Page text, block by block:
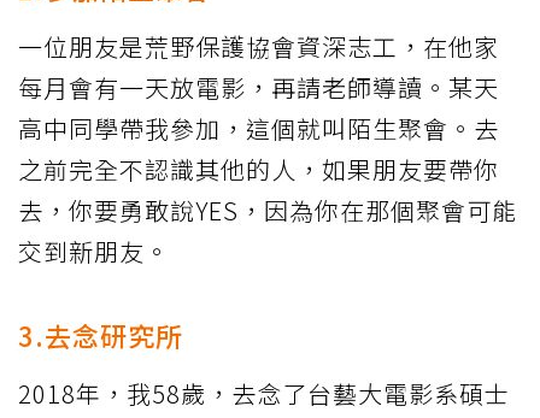
一位朋友是荒野保護協會資深志工，在他家
每月會有一天放電影，再請老師導讀。某天
高中同學帶我參加，這個就叫陌生聚會。去
之前完全不認識其他的人，如果朋友要帶你
去，你要勇敢說YES，因為你在那個聚會可能
交到新朋友。
3.去念研究所
2018年，我58歲，去念了台藝大電影系碩士